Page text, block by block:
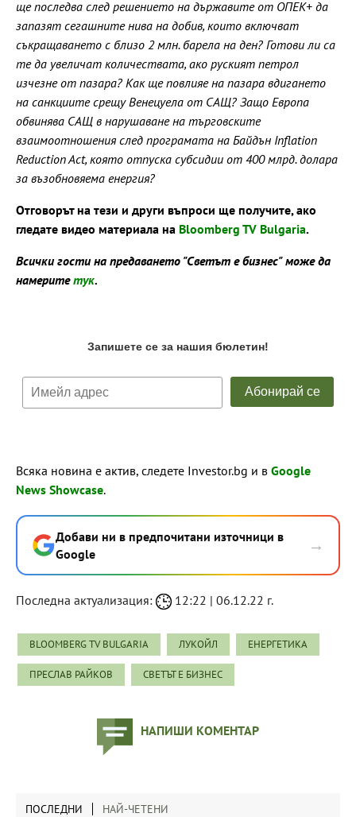
ще последва след решението на държавите от ОПЕК+ да
запазят сегашните нива на добив, които включват
съкращаването с близо 2 млн. барела на ден? Готови ли са
те да увеличат количествата, ако руският петрол
изчезне от пазара? Как ще повлияе на пазара вдигането
на санкциите срещу Венецуела от САЩ? Защо Европа
обвинява САЩ в нарушаване на търговските
взаимоотношения след програмата на Байдън Inflation
Reduction Act, която отпуска субсидии от 400 млрд. долара
за възобновяема енергия?
Отговорът на тези и други въпроси ще получите, ако
гледате видео материала на Bloomberg TV Bulgaria.
Всички гости на предаването "Светът е бизнес" може да
намеритетук.
Всяка новина е актив, следете Investor.bg и в Google
News Showcase.
Добави ни в предпочитани източници в
Google
→
Последна актуализация: 12:22 | 06.12.22 г.
BLOOMBERG TV BULGARIA ЛУКОЙЛ ЕНЕРГЕТИКА
ПРЕСЛАВ РАЙКОВ СВЕТЪТ Е БИЗНЕС
НАПИШИ КОМЕНТАР
ПОСЛЕДНИ НАЙ-ЧЕТЕНИ